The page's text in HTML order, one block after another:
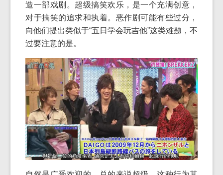
造一部戏剧。超级搞笑欢乐，是一个充满创意，
对于搞笑的追求和执着。恶作剧可能有些过分，
向他们提出类似于“五日学会玩吉他”这类难题，不
过要注意的是。